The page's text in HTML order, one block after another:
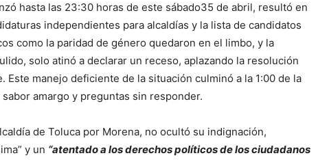
hasta las 23:30 horas de este sábado35 de abril, resultó en
independientes para alcaldías y la lista de candidatos
como la paridad de género quedaron en el limbo, y la
solo atinó a declarar un receso, aplazando la resolución
Este manejo deficiente de la situación culminó a la 1:00 de la
amargo y preguntas sin responder.
de Toluca por Morena, no ocultó su indignación,
y un “atentado a los derechos políticos de los ciudadanos